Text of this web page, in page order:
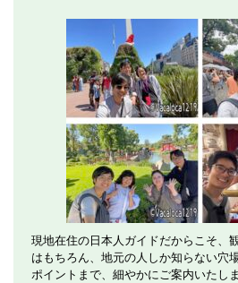
現地在住の日本人ガイドだからこそ、
はもちろん、地元の人しか知らない穴
ポイントまで、細やかにご案内いたし